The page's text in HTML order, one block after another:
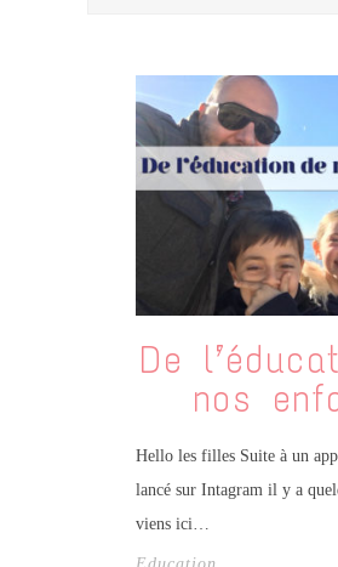
De
nos
Hello les filles Suite à un
lancé sur Intagram il y a
viens ici…